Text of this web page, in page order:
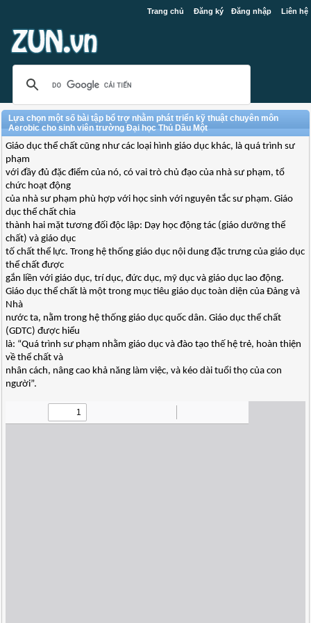
Trang chủ Đăng ký Đăng nhập Liên hệ
Lựa chọn một số bài tập bổ trợ nhằm phát triển kỹ thuật chuyên môn
Aerobic cho sinh viên trường Đại học Thủ Dầu Một
Giáo dục thể chất cũng như các loại hình giáo dục khác, là quá trình sư
phạm
với đầy đủ đặc điểm của nó, có vai trò chủ đạo của nhà sư phạm, tổ
chức hoạt động
của nhà sư phạm phù hợp với học sinh với nguyên tắc sư phạm. Giáo
dục thể chất chia
thành hai mặt tương đối độc lập: Dạy học động tác (giáo dưỡng thể
chất) và giáo dục
tố chất thể lực. Trong hệ thống giáo dục nội dung đặc trưng của giáo dục
thể chất được
gắn liền với giáo dục, trí dục, đức dục, mỹ dục và giáo dục lao động.
Giáo dục thể chất là một trong mục tiêu giáo dục toàn diện của Đảng và
Nhà
nước ta, nằm trong hệ thống giáo dục quốc dân. Giáo dục thể chất
(GDTC) được hiểu
là: “Quá trình sư phạm nhằm giáo dục và đào tạo thế hệ trẻ, hoàn thiện
về thể chất và
nhân cách, nâng cao khả năng làm việc, và kéo dài tuổi thọ của con
người”.